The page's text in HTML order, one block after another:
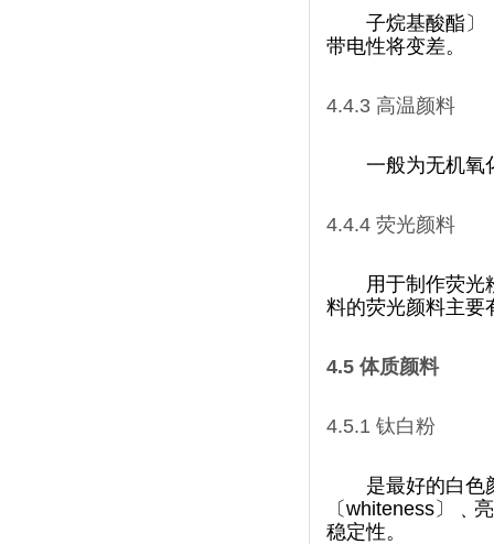
子烷基酸酯〕
带电性将变差。
4.4.3 高温颜料
一般为无机氧化
4.4.4 荧光颜料
用于制作荧光粉
料的荧光颜料主要
4.5 体质颜料
4.5.1 钛白粉
是最好的白色
〔whiteness〕﹑
稳定性。